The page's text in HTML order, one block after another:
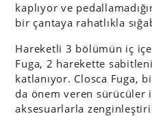
kaplıyor ve
bir çantaya rahatlıkla
Hareketli 3 bölümün iç
Fuga, 2 harekette
katlanıyor. Closca Fuga,
da önem veren sürücüler
aksesuarlarla